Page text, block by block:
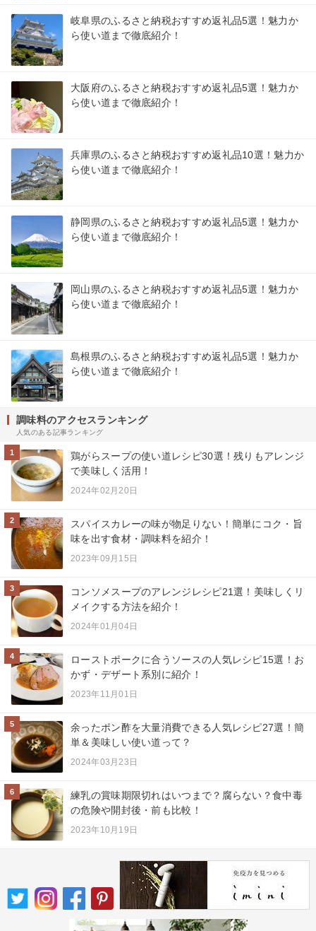
岐阜県のふるさと納税おすすめ返礼品5選！魅力か
ら使い道まで徹底紹介！
大阪府のふるさと納税おすすめ返礼品5選！魅力か
ら使い道まで徹底紹介！
兵庫県のふるさと納税おすすめ返礼品10選！魅力か
ら使い道まで徹底紹介！
静岡県のふるさと納税おすすめ返礼品5選！魅力か
ら使い道まで徹底紹介！
岡山県のふるさと納税おすすめ返礼品5選！魅力か
ら使い道まで徹底紹介！
島根県のふるさと納税おすすめ返礼品5選！魅力か
ら使い道まで徹底紹介！
調味料のアクセスランキング
人気のある記事ランキング
1
鶏がらスープの使い道レシピ30選！残りもアレンジ
で美味しく活用！
2024年02月20日
2
スパイスカレーの味が物足りない！簡単にコク・旨
味を出す食材・調味料を紹介！
2023年09月15日
3
コンソメスープのアレンジレシピ21選！美味しくリ
メイクする方法を紹介！
2024年01月04日
4
ローストポークに合うソースの人気レシピ15選！お
かず・デザート系別に紹介！
2023年11月01日
5
余ったポン酢を大量消費できる人気レシピ27選！簡
単＆美味しい使い道って？
2024年03月23日
6
練乳の賞味期限切れはいつまで？腐らない？食中毒
の危険や開封後・前も比較！
2023年10月19日